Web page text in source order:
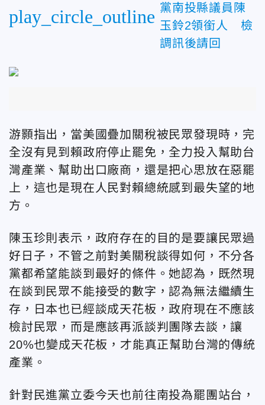
play_circle_outline 黨南投縣議員陳
玉鈴2領銜人 檢
調訊後請回
游顥指出，當美國疊加關稅被民眾發現時，完
全沒有見到賴政府停止罷免，全力投入幫助台
灣產業、幫助出口廠商，還是把心思放在惡罷
上，這也是現在人民對賴總統感到最失望的地
方。
陳玉珍則表示，政府存在的目的是要讓民眾過
好日子，不管之前對美關稅談得如何，不分各
黨都希望能談到最好的條件。她認為，既然現
在談到民眾不能接受的數字，認為無法繼續生
存，日本也已經談成天花板，政府現在不應該
檢討民眾，而是應該再派談判團隊去談，讓
20%也變成天花板，才能真正幫助台灣的傳統
產業。
針對民進黨立委今天也前往南投為罷團站台，